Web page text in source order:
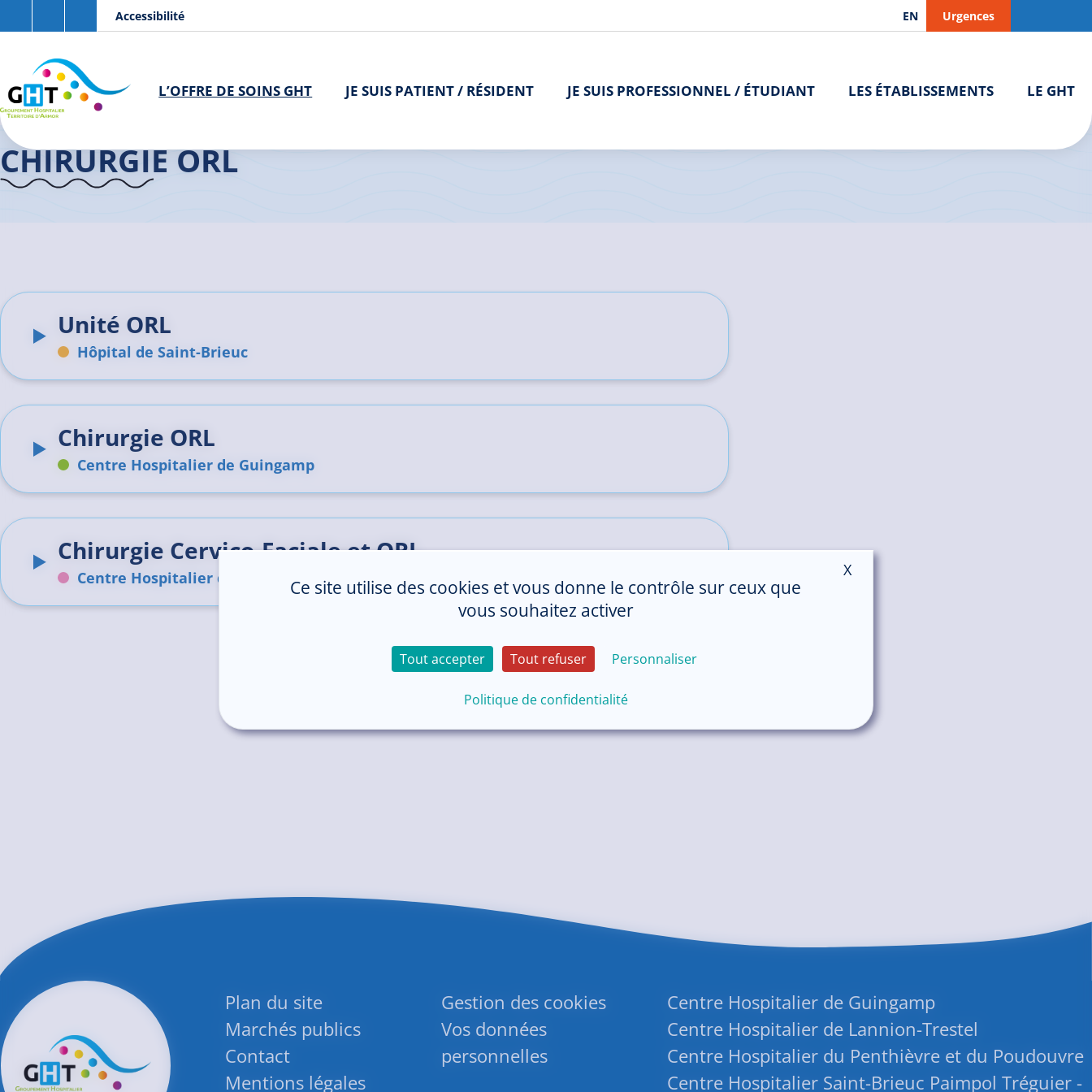
Aller au contenu principal
Accessibilité EN Urgences
L’OFFRE DE SOINS GHT JE SUIS PATIENT / RÉSIDENT JE SUIS PROFESSIONNEL / ÉTUDIANT LES ÉTABLISSEMENTS LE GHT
Accueil GHT> L'offre de soins>Chirurgie ORL
CHIRURGIE ORL
Unité ORL
Hôpital de Saint-Brieuc
Chirurgie ORL
Centre Hospitalier de Guingamp
Chirurgie Cervico-Faciale et ORL
Centre Hospitalier de Lannion-Trestel
Plan du site
Marchés publics
Contact
Mentions légales
Gestion des cookies
Vos données
personnelles
Centre Hospitalier de Guingamp
Centre Hospitalier de Lannion-Trestel
Centre Hospitalier du Penthièvre et du Poudouvre
Centre Hospitalier Saint-Brieuc Paimpol Tréguier -
Panneau de gestion des cookies
Ce site utilise des cookies et vous donne le contrôle sur ceux que
vous souhaitez activer
Tout accepter Tout refuser Personnaliser
Politique de confidentialité
X